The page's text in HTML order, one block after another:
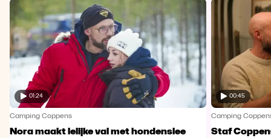
01:24
Camping Coppens
Nora maakt lelijke val met hondenslee
00:45
Camping
Staf